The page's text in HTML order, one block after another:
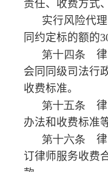
的，应当向委托人提
签字确认。确需变更
征得委托人的书面同意
时，律师事务所应当
地办案差旅费清单及
分，委托人可不予支付
第二十二条
律
和异地办案差旅费由
自向委托人收取任何费
除前款所列三项
得以任何名义向委托
第二十三条